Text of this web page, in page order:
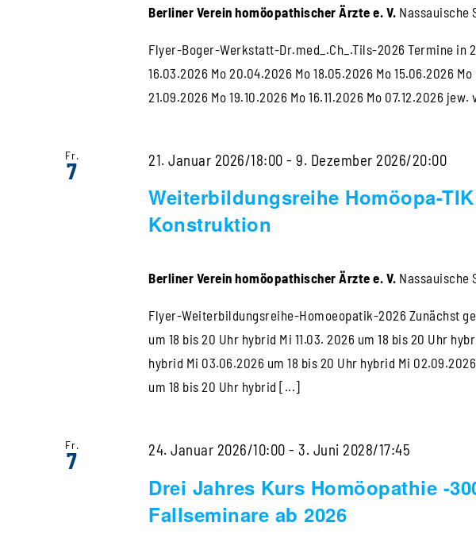
Berliner Verein homöopathischer Ärzte e. V. Nassauische
Flyer-Boger-Werkstatt-Dr.med_.Ch_.Tils-2026 Termine in
16.03.2026 Mo 20.04.2026 Mo 18.05.2026 Mo 15.06.2026
21.09.2026 Mo 19.10.2026 Mo 16.11.2026 Mo 07.12.2026
Fr.
7
Weiterbildungsreihe Homöopa-
Konstruktion
21. Januar 2026/18:00 -9. Dezember 2026/20:00
Berliner Verein homöopathischer Ärzte e. V. Nassauische
Flyer-Weiterbildungsreihe-Homoeopatik-2026 Zunächst
um 18 bis 20 Uhr hybrid Mi 11.03. 2026 um 18 bis 20 Uhr
hybrid Mi 03.06.2026 um 18 bis 20 Uhr hybrid Mi
um 18 bis 20 Uhr hybrid [...]
Fr.
7
Drei Jahres Kurs Homöopathie -
Fallseminare ab 2026
24. Januar 2026/10:00 -3. Juni 2028/17:45